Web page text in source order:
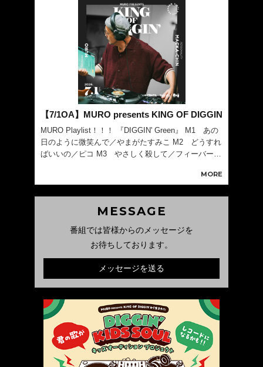
【7/1OA】MURO presents KING OF DIGGIN
MURO Playlist！！！ 『DIGGIN' Green』 M1 あの
日のように微笑んで／やまがたすみこ M2 どうすれ
ばいいの／ピコ M3 やさしく殺して／フィーバー M
MORE
MESSAGE
番組では皆様からのメッセージを
お待ちしております。
メッセージを送る